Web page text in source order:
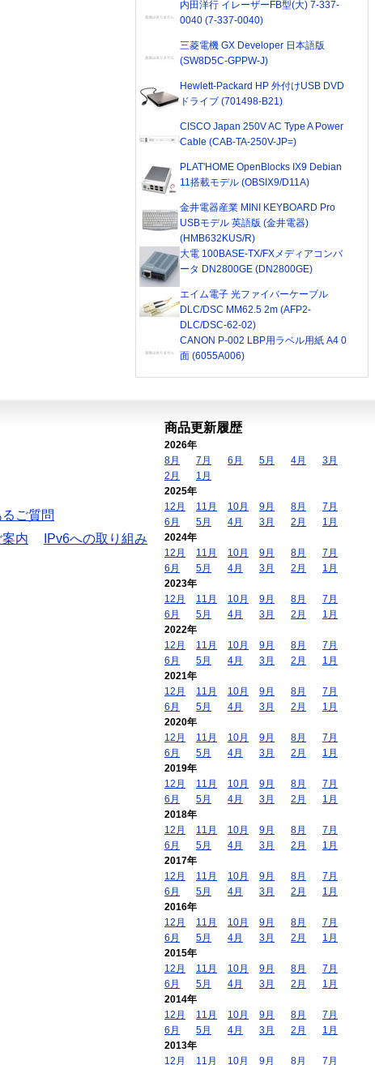
内田洋行 イレーザーFB型(大) 7-337-
0040 (7-337-0040)
三菱電機 GX Developer 日本語版
(SW8D5C-GPPW-J)
Hewlett-Packard HP 外付けUSB DVD
ドライブ (701498-B21)
CISCO Japan 250V AC Type A Power
Cable (CAB-TA-250V-JP=)
PLAT'HOME OpenBlocks IX9 Debian
11搭載モデル (OBSIX9/D11A)
金井電器産業 MINI KEYBOARD Pro
USBモデル 英語版 (金井電器)
(HMB632KUS/R)
大電 100BASE-TX/FXメディアコンバ
ータ DN2800GE (DN2800GE)
エイム電子 光ファイバーケーブル
DLC/DSC MM62.5 2m (AFP2-
DLC/DSC-62-02)
CANON P-002 LBP用ラベル用紙 A4 0
面 (6055A006)
ご質問
内
IPv6への取り組み
商品更新履歴
2026年
8月
7月 6月 5月 4月
3月
2月
1月
2025年
12月
11月 10月 9月 8月
7月
6月
5月 4月 3月 2月
1月
2024年
12月
11月 10月 9月 8月
7月
6月
5月 4月 3月 2月
1月
2023年
12月
11月 10月 9月 8月
7月
6月
5月 4月 3月 2月
1月
2022年
12月
11月 10月 9月 8月
7月
6月
5月 4月 3月 2月
1月
2021年
12月
11月 10月 9月 8月
7月
6月
5月 4月 3月 2月
1月
2020年
12月
11月 10月 9月 8月
7月
6月
5月 4月 3月 2月
1月
2019年
12月
11月 10月 9月 8月
7月
6月
5月 4月 3月 2月
1月
2018年
12月
11月 10月 9月 8月
7月
6月
5月 4月 3月 2月
1月
2017年
12月
11月 10月 9月 8月
7月
6月
5月 4月 3月 2月
1月
2016年
12月
11月 10月 9月 8月
7月
6月
5月 4月 3月 2月
1月
2015年
12月
11月 10月 9月 8月
7月
6月
5月 4月 3月 2月
1月
2014年
12月
11月 10月 9月 8月
7月
6月
5月 4月 3月 2月
1月
2013年
12月
11月 10月 9月 8月 7月